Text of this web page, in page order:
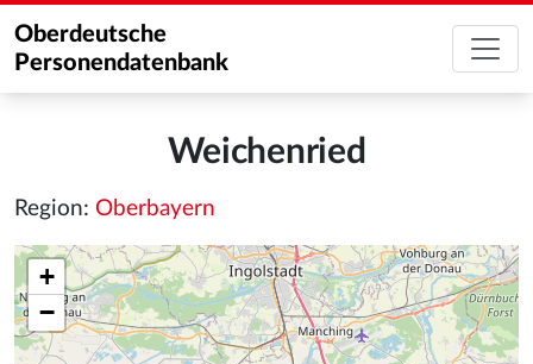
Oberdeutsche
Personendatenbank
Weichenried
Region: Oberbayern
+
−